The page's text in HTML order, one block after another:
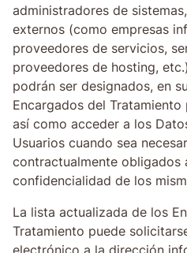
administradores de
externos (como empresas
proveedores de servicios,
proveedores de hosting,
podrán ser designados, en
Encargados del Tratamiento
así como acceder a los
Usuarios cuando sea
contractualmente obligados
confidencialidad de los
La lista actualizada de los
Tratamiento puede
electrónico a la dirección